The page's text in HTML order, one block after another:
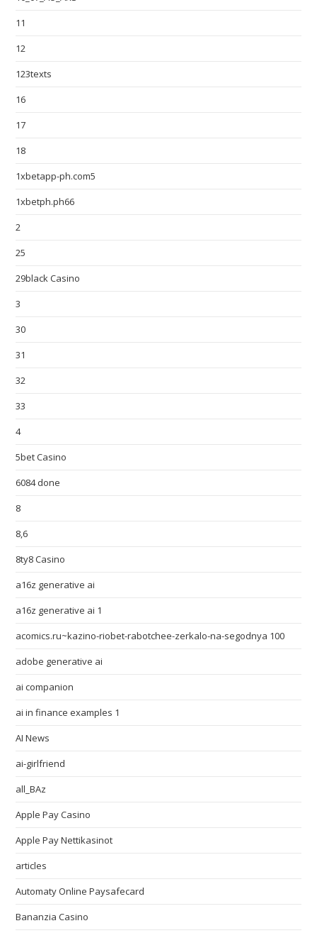
11
12
123texts
16
17
18
1xbetapp-ph.com5
1xbetph.ph66
2
25
29black Casino
3
30
31
32
33
4
5bet Casino
6084 done
8
8,6
8ty8 Casino
a16z generative ai
a16z generative ai 1
acomics.ru~kazino-riobet-rabotchee-zerkalo-na-segodnya 100
adobe generative ai
ai companion
ai in finance examples 1
AI News
ai-girlfriend
all_BAz
Apple Pay Casino
Apple Pay Nettikasinot
articles
Automaty Online Paysafecard
Bananzia Casino